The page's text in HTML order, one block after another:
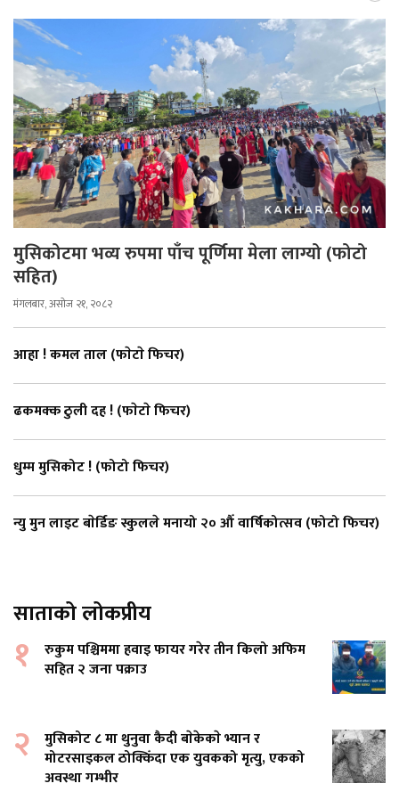
मुसिकोटमा भव्य रुपमा पाँच पूर्णिमा मेला लाग्यो (फोटो
सहित)
मंगलबार, असोज २१, २०८२
आहा ! कमल ताल (फाेटाे फिचर)
ढकमक्क ठुली दह ! (फाेटाे फिचर)
धुम्म मुसिकोट ! (फोटो फिचर)
न्यु मुन लाइट बाेर्डिङ स्कुलले मनायो २० औँ वार्षिकोत्सव (फोटो फिचर)
साताको लोकप्रीय
१
रुकुम पश्चिममा हवाइ फायर गरेर तीन किलो अफिम
सहित २ जना पक्राउ
२
मुसिकोट ८ मा थुनुवा कैदी बाेकेकाे भ्यान र
मोटरसाइकल ठोक्किँदा एक युवकको मृत्यु, एकको
अवस्था गम्भीर